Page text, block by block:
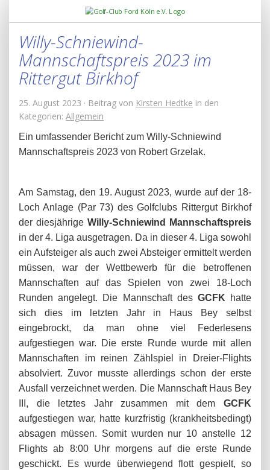
Willy-Schniewind-
Mannschaftspreis 2023 im
Rittergut Birkhof
25. August 2023 · Beitrag von Kirsten Hedtke in den
Kategorien: Allgemein
Ein umfassender Bericht zum Willy-Schniewind
Mannschaftspreis 2023 von Robert Grzelak.
Am Samstag, den 19. August 2023, wurde auf der 18-
Loch Anlage (Par 73) des Golfclubs Rittergut Birkhof
der diesjährige Willy-Schniewind Mannschaftspreis
in der 4. Liga ausgetragen. Da in dieser 4. Liga sowohl
ein Aufsteiger als auch zwei Absteiger ermittelt werden
müssen, war der Wettbewerb für die betroffenen
Mannschaften auf das Spielen von zwei 18-Loch
Runden angelegt. Die Mannschaft des GCFK hatte
sich dies im letzten Jahr in Haus Bey selbst
eingebrockt, da man ohne viel Federlesens
aufgestiegen war. Die erste Runde wurde mit allen
Mannschaften im reinen Zählspiel in Dreier-Flights
absolviert. Zuvor musste allerdings schon der erste
Ausfall verzeichnet werden. Die Mannschaft Haus Bey
III, die letztes Jahr zusammen mit dem GCFK
aufgestiegen war, hatte kurzfristig (krankheitsbedingt)
absagen müssen. Somit wurden nur 10 anstelle 12
Flights ab 8:00 Uhr morgens auf die erste Runde
geschickt. Es wurde überwiegend flott gespielt, so